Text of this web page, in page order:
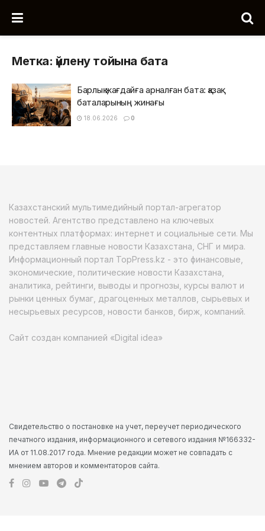
Метка:үйлену тойына бата
Барлық жағдайға арналған бата: қазақ
баталарының жинағы
18.06.2026 0
Казахстанский мультимедийный портал-агрегатор
новостей. Агентство представлено на ключевых
контентных платформах: интернет и социальные сети. Мы
представляем главные новости Казахстана, СНГ и мира.
Информационный портал TopPress.kz - это финансовые,
экономические, политические новости Казахстана,
аналитика, рейтинги, выводы и прогнозы, курсы валют и
рынки ценных бумаг, драгоценных металлов, сырьевых и
несырьевых ресурсов, новости банков, бирж, компаний.
Сайт создан компанией «Digital idea»
Свидетельство о постановке на учет, переучет периодического
печатного издания, информационного и сетевого издания №166332-
ИА от 11.08.2017 года. Мнение редакции может не совпадать с
мнением авторов и комментаторов сайта.